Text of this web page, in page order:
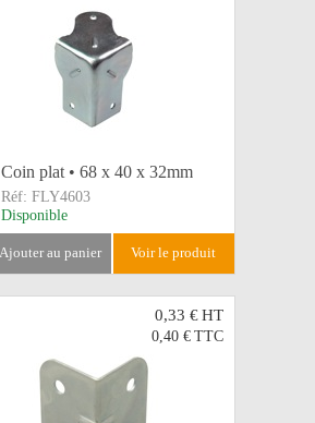
Coin plat • 68 x 40 x 32mm
Réf: FLY4603
Disponible
ajouter au panier voir le produit
0,33 € HT
0,40 € TTC